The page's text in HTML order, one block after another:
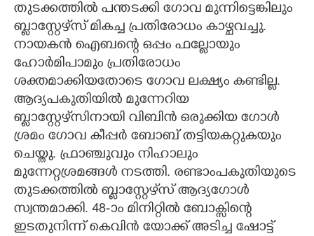
തുടക്കത്തിൽ പന്തടക്കി ഗോവ മുന്നിട്ടെങ്കിലും
ബ്ലാസ്റ്റേഴ്‌സ് മികച്ച പ്രതിരോധം കാഴ്ചവച്ചു.
നായകൻ ഐബന്റെ ഒപ്പം ഫല്ലോയും
ഹോർമിപാമും പ്രതിരോധം
ശക്തമാക്കിയതോടെ ഗോവ ലക്ഷ്യം കണ്ടില്ല.
ആദ്യപകുതിയിൽ മുന്നേറിയ
ബ്ലാസ്റ്റേഴ്‌സിനായി വിബിൻ ഒരുക്കിയ ഗോൾ
ശ്രമം ഗോവ കീപ്പർ ബോബ് തട്ടിയകറ്റുകയും
ചെയ്തു. ഫ്രാഞ്ചുവും നിഹാലും
മുന്നേറ്റശ്രമങ്ങൾ നടത്തി. രണ്ടാംപകുതിയുടെ
തുടക്കത്തിൽ ബ്ലാസ്റ്റേഴ്‌സ് ആദ്യഗോൾ
സ്വന്തമാക്കി. 48-ാം മിനിറ്റിൽ ബോക്സിന്റെ
ഇടതുനിന്ന് കെവിൻ യോക്ക് അടിച്ച ഷോട്ട്